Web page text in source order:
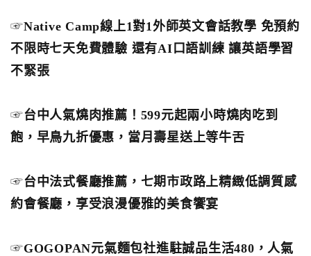
☞Native Camp線上1對1外師英文會話教學 免預約
不限時七天免費體驗 還有AI口語訓練 讓英語學習
不緊張
☞台中人氣燒肉推薦！599元起兩小時燒肉吃到
飽，早鳥九折優惠，當月壽星送上等牛舌
☞台中法式餐廳推薦，七期市政路上精緻低調質感
約會餐廳，享受浪漫優雅的美食饗宴
☞GOGOPAN元氣麵包社進駐誠品生活480，人氣